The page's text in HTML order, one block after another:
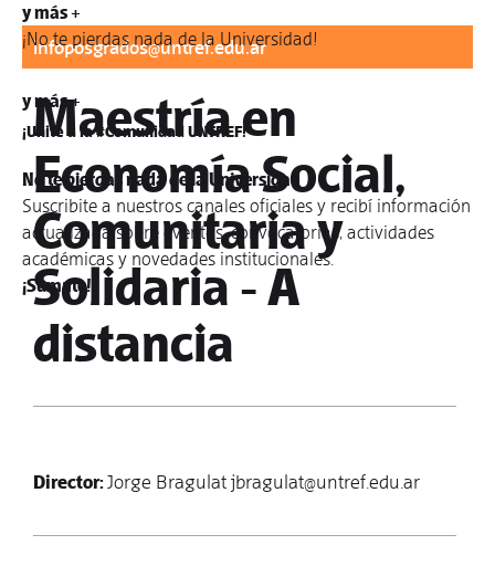
y más +
¡No te pierdas nada de la Universidad!
y más +
¡Unite a la #Comunidad UNTREF!
No te pierdas nada de la Universidad
Suscribite a nuestros canales oficiales y recibí información
actualizada sobre eventos, convocatorias, actividades
académicas y novedades institucionales.
¡Sumate!
Para informes:
infoposgrados@untref.edu.ar
Maestría en
Economía Social,
Comunitaria y
Solidaria - A
distancia
Director:Jorge Bragulat jbragulat@untref.edu.ar